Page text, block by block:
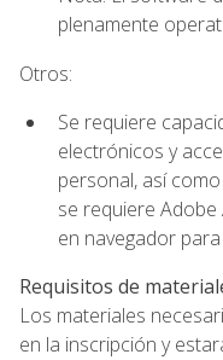
plenamente
Otros:
Se requiere
electrónicos y
personal, así
se requiere
en navegador
Requisitos de
Los materiales
en la inscripción y